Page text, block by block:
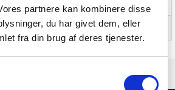
partnere kan kombinere disse
du har givet dem, eller
fra din brug af deres tjenester.
Ja
Windows 10